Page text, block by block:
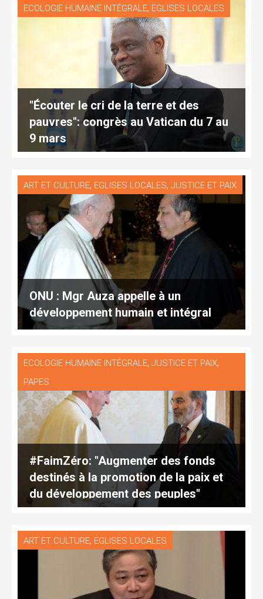
ECOLOGIE HUMAINE INTÉGRALE, EGLISES LOCALES
"Écouter le cri de la terre et des
pauvres": congrès au Vatican du 7 au
9 mars
ART ET CULTURE, EGLISES LOCALES, JUSTICE ET PAIX
ONU : Mgr Auza appelle à un
développement humain et intégral
ECOLOGIE HUMAINE INTÉGRALE, JUSTICE ET PAIX,
PAPES
#FaimZéro: "Augmenter des fonds
destinés à la promotion de la paix et
du développement des peuples"
(texte complet)
ART ET CULTURE, EGLISES LOCALES